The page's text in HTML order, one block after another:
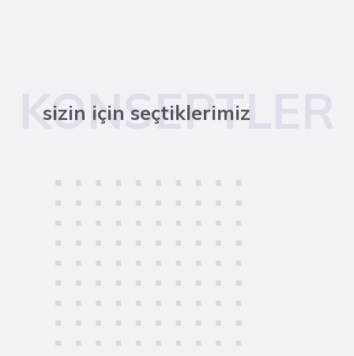
KONSEPTLER
sizin için seçtiklerimiz